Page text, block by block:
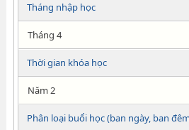
Tháng nhập học
Tháng 4
Thời gian khóa học
Năm 2
Phân loại buổi học (ban ngày, ban